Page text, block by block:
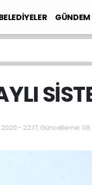
GÜNDEM
- 22:17, Güncelleme: